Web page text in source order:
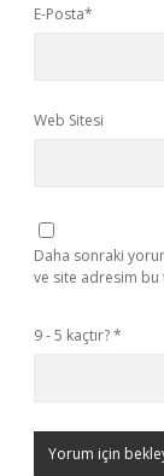
E-Posta*
Web Sitesi
Daha sonraki
ve site adresim bu
9 - 5 kaçtır?*